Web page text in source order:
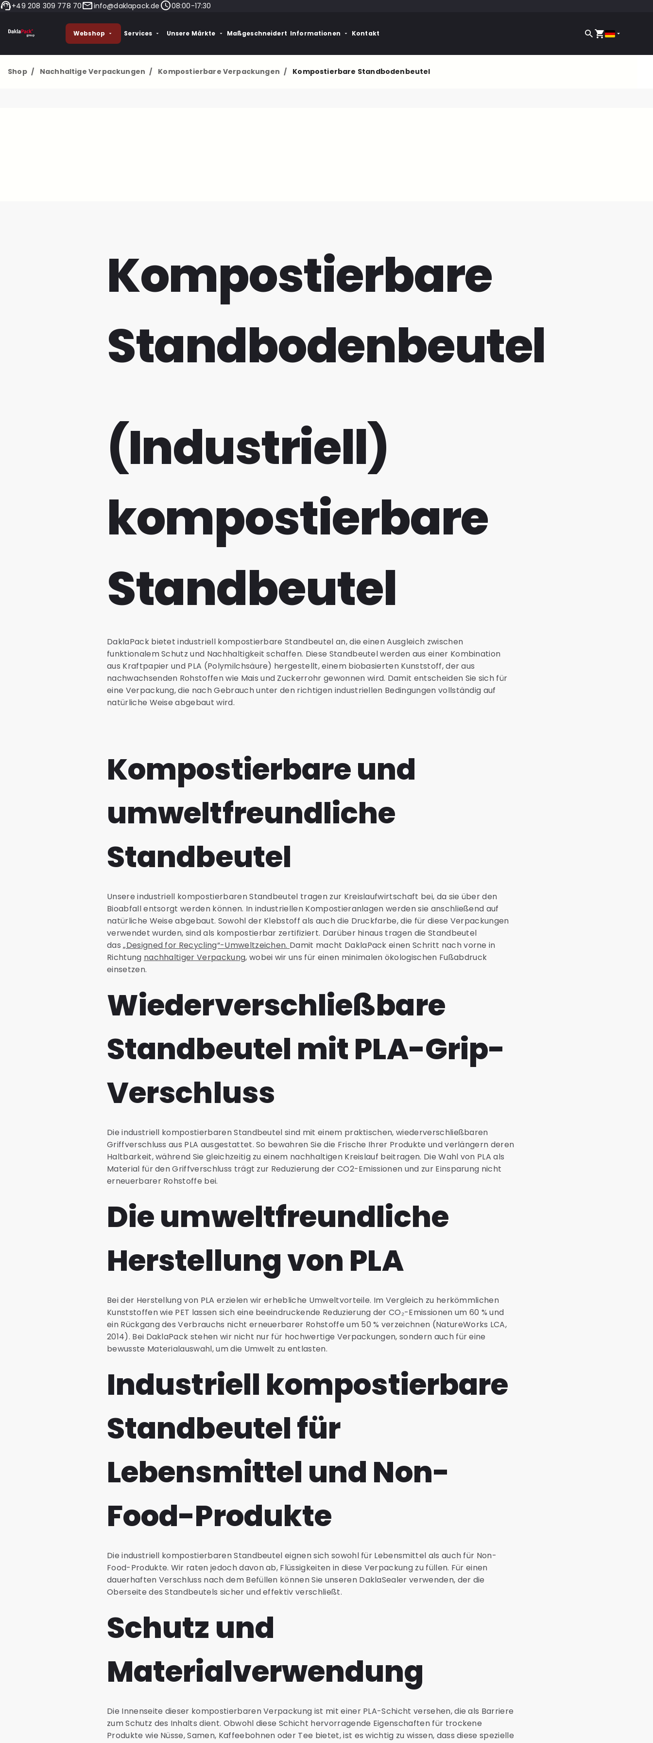
+49 208 309 778 70 info@daklapack.de 08:00-17:30
Webshop Services Unsere Märkte Maßgeschneidert Informationen Kontakt
Shop / Nachhaltige Verpackungen / Kompostierbare Verpackungen / Kompostierbare Standbodenbeutel
Kompostierbare
Standbodenbeutel
(Industriell)
kompostierbare
Standbeutel
DaklaPack bietet industriell kompostierbare Standbeutel an, die einen Ausgleich zwischen
funktionalem Schutz und Nachhaltigkeit schaffen. Diese Standbeutel werden aus einer Kombination
aus Kraftpapier und PLA (Polymilchsäure) hergestellt, einem biobasierten Kunststoff, der aus
nachwachsenden Rohstoffen wie Mais und Zuckerrohr gewonnen wird. Damit entscheiden Sie sich für
eine Verpackung, die nach Gebrauch unter den richtigen industriellen Bedingungen vollständig auf
natürliche Weise abgebaut wird.
Kompostierbare und
umweltfreundliche
Standbeutel
Unsere industriell kompostierbaren Standbeutel tragen zur Kreislaufwirtschaft bei, da sie über den
Bioabfall entsorgt werden können. In industriellen Kompostieranlagen werden sie anschließend auf
natürliche Weise abgebaut. Sowohl der Klebstoff als auch die Druckfarbe, die für diese Verpackungen
verwendet wurden, sind als kompostierbar zertifiziert. Darüber hinaus tragen die Standbeutel
das„Designed for Recycling“-Umweltzeichen. Damit macht DaklaPack einen Schritt nach vorne in
Richtung nachhaltiger Verpackung, wobei wir uns für einen minimalen ökologischen Fußabdruck
einsetzen.
Wiederverschließbare
Standbeutel mit PLA-Grip-
Verschluss
Die industriell kompostierbaren Standbeutel sind mit einem praktischen, wiederverschließbaren
Griffverschluss aus PLA ausgestattet. So bewahren Sie die Frische Ihrer Produkte und verlängern deren
Haltbarkeit, während Sie gleichzeitig zu einem nachhaltigen Kreislauf beitragen. Die Wahl von PLA als
Material für den Griffverschluss trägt zur Reduzierung der CO2-Emissionen und zur Einsparung nicht
erneuerbarer Rohstoffe bei.
Die umweltfreundliche
Herstellung von PLA
Bei der Herstellung von PLA erzielen wir erhebliche Umweltvorteile. Im Vergleich zu herkömmlichen
Kunststoffen wie PET lassen sich eine beeindruckende Reduzierung der CO₂-Emissionen um 60 % und
ein Rückgang des Verbrauchs nicht erneuerbarer Rohstoffe um 50 % verzeichnen (NatureWorks LCA,
2014). Bei DaklaPack stehen wir nicht nur für hochwertige Verpackungen, sondern auch für eine
bewusste Materialauswahl, um die Umwelt zu entlasten.
Industriell kompostierbare
Standbeutel für
Lebensmittel und Non-
Food-Produkte
Die industriell kompostierbaren Standbeutel eignen sich sowohl für Lebensmittel als auch für Non-
Food-Produkte. Wir raten jedoch davon ab, Flüssigkeiten in diese Verpackung zu füllen. Für einen
dauerhaften Verschluss nach dem Befüllen können Sie unseren DaklaSealer verwenden, der die
Oberseite des Standbeutels sicher und effektiv verschließt.
Schutz und
Materialverwendung
Die Innenseite dieser kompostierbaren Verpackung ist mit einer PLA-Schicht versehen, die als Barriere
zum Schutz des Inhalts dient. Obwohl diese Schicht hervorragende Eigenschaften für trockene
Produkte wie Nüsse, Samen, Kaffeebohnen oder Tee bietet, ist es wichtig zu wissen, dass diese spezielle